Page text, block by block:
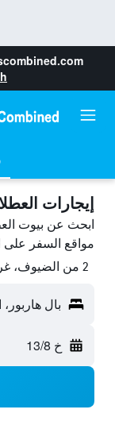
إيجارات
ابحث عن بيوت
مواقع السفر على HotelsCombined وقارن بينها ووفّر.
2 من الضيوف، غرفة واحدة
بال هاربور،
خ 13/8